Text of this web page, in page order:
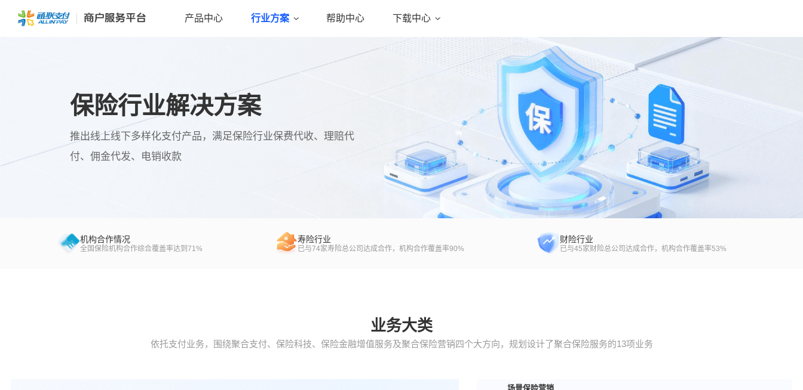
产品中心 行业方案 帮助中心 下载中心
保险行业解决方案
推出线上线下多样化支付产品，满足保险行业保费代收、理赔代
付、佣金代发、电销收款
机构合作情况
全国保险机构合作综合覆盖率达到71%
寿险行业
已与74家寿险总公司达成合作，机构合作覆盖率90%
财险行业
已与45家财险总公司达成合作，机构合作覆盖率53%
业务大类
依托支付业务，围绕聚合支付、保险科技、保险金融增值服务及聚合保险营销四个大方向，规划设计了聚合保险服务的13项业务
场景保险营销